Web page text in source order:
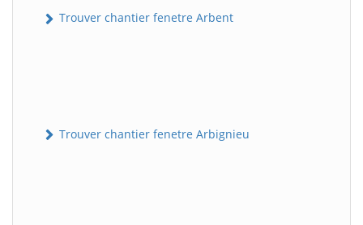
Trouver chantier fenetre Arbent
Trouver chantier fenetre Arbignieu